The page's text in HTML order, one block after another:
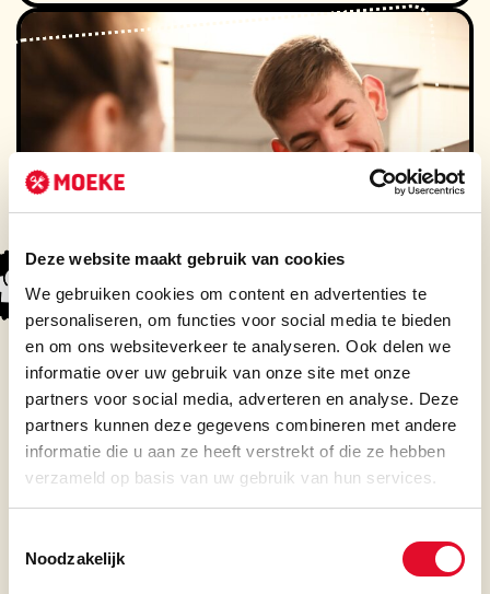
Deze website maakt gebruik van cookies
We gebruiken cookies om content en advertenties te
personaliseren, om functies voor social media te bieden
en om ons websiteverkeer te analyseren. Ook delen we
informatie over uw gebruik van onze site met onze
partners voor social media, adverteren en analyse. Deze
partners kunnen deze gegevens combineren met andere
informatie die u aan ze heeft verstrekt of die ze hebben
verzameld op basis van uw gebruik van hun services.
Noodzakelijk